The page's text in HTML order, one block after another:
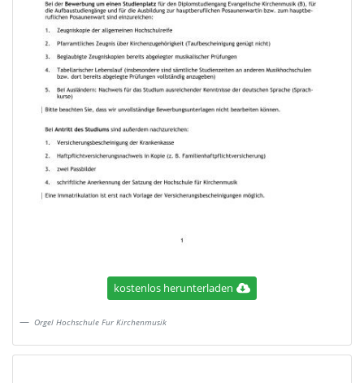
kostenlos herunterladen
Orgel Hochschule Fur Kirchenmusik